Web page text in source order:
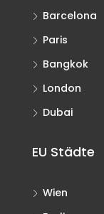
Barcelona
Paris
Bangkok
London
Dubai
EU Städte
Wien